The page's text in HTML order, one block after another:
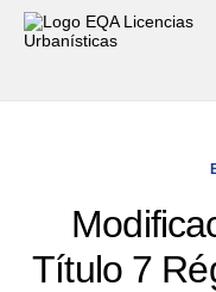
Servicios
Título 7